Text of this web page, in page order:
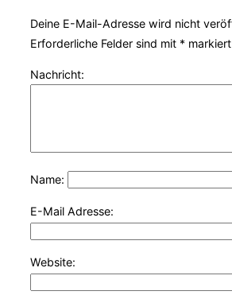
Deine E-Mail-Adresse wird nicht
Erforderliche Felder sind mit * markiert
Nachricht:
Name:
E-Mail Adresse:
Website: